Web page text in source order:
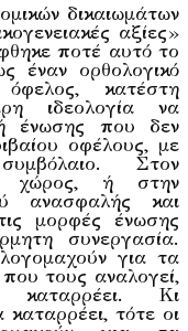
δικαιωμάτων
αξίες»
ποτέ αυτό το
έναν ορθολογικό
κατέστη
ιδεολογία να
ένωσης που δεν
οφέλους, με
Στον
χώρος, ή στην
ανασφαλής και
μορφές ένωσης
συνεργασία.
για τα
τους αναλογεί,
καταρρέει. Κι
τότε οι